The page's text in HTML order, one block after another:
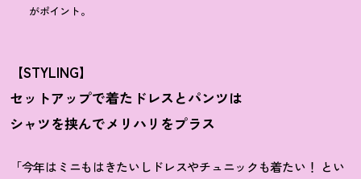
がポイント。
【STYLING】
セットアップで着たドレスとパンツは
シャツを挟んでメリハリをプラス
「今年はミニもはきたいしドレスやチュニックも着たい ！ とい